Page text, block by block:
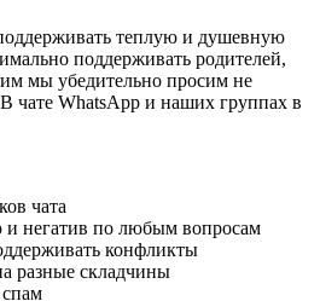
теплую и душевную
поддерживать родителей,
мы убедительно просим не
чате WhatsApp и наших группах в
чата
и негатив по любым вопросам
конфликты
разные складчины
спам